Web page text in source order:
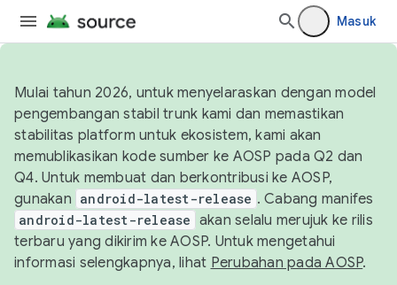
Masuk
Mulai tahun 2026, untuk menyelaraskan dengan model
pengembangan stabil trunk kami dan memastikan
stabilitas platform untuk ekosistem, kami akan
memublikasikan kode sumber ke AOSP pada Q2 dan
Q4. Untuk membuat dan berkontribusi ke AOSP,
gunakan android-latest-release . Cabang manifes
android-latest-release akan selalu merujuk ke rilis
terbaru yang dikirim ke AOSP. Untuk mengetahui
informasi selengkapnya, lihat Perubahan pada AOSP.